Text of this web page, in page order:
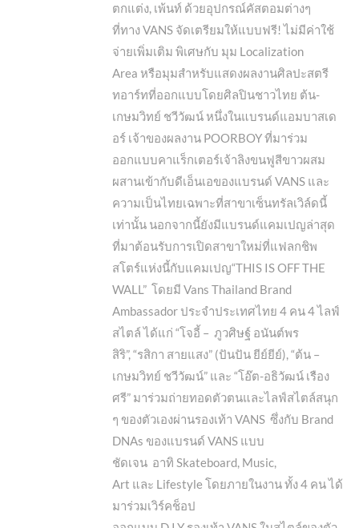
ตกแต่ง, เพ้นท์ ด้วยอุปกรณ์คัสตอมต่างๆ
ที่ทาง VANS จัดเตรียมให้แบบฟรี! ไม่มีค่าใช้
จ่ายเพิ่มเติม พิเศษกับ มุม Localization
Area หรือมุมสำหรับแสดงผลงานศิลปะสตรี
ทอาร์ทที่ออกแบบโดยศิลปินชาวไทย ต้น-
เกษมวิทย์ ชวีวัฒน์ หนึ่งในแบรนด์แอมบาสเด
อร์ เจ้าของผลงาน POORBOY ที่มาร่วม
ออกแบบคาแร็กเตอร์เจ้าลิงขนฟูสีขาวผสม
ผสานเข้ากับดีเอ็นเอของแบรนด์ VANS และ
ความเป็นไทยเฉพาะที่สาขาเซ็นทรัลเวิล์ดนี้
เท่านั้น นอกจากนี้ยังมีแบรนด์แคมเปญล่าสุด
ที่มาต้อนรับการเปิดสาขาใหม่ที่แฟลกชิพ
สโตร์แห่งนี้กับแคมเปญ“THIS IS OFF THE
WALL” โดยมี Vans Thailand Brand
Ambassador ประจำประเทศไทย 4 คน 4 ไลฟ์
สไตล์ ได้แก่ “โจอี้ – ภูวศิษฐ์ อนันต์พร
สิริ”, “รสิกา สายแสง” (ปันปัน ยีย์ยีย์), “ต้น –
เกษมวิทย์ ชวีวัฒน์” และ “โอ๊ต-อธิวัฒน์ เรือง
ศรี” มาร่วมถ่ายทอดตัวตนและไลฟ์สไตล์สนุก
ๆ ของตัวเองผ่านรองเท้า VANS ซึ่งกับ Brand
DNAs ของแบรนด์ VANS แบบ
ชัดเจน อาทิ Skateboard, Music,
Art และ Lifestyle โดยภายในงาน ทั้ง 4 คน ได้
มาร่วมเวิร์คช็อป